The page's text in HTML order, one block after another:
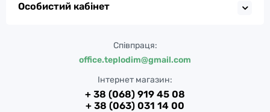
Особистий кабінет
Співпраця:
office.teplodim@gmail.com
Інтернет магазин:
+ 38 (068) 919 45 08
+ 38 (063) 031 14 00